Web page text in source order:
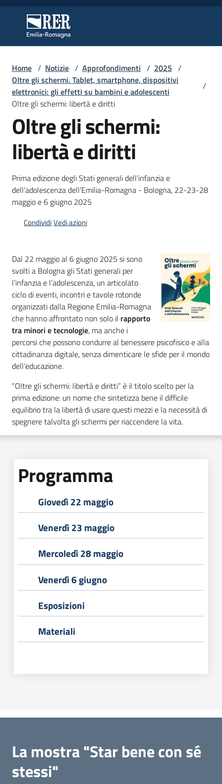
Regione Emilia-Romagna
Regione Emilia-Romagna
Regione
Novità
Servizi
Leggi
Atti
Bandi
Campagne
di
comunicazione
su
Home / Notizie / Approfondimenti / 2025 /
Oltre gli schermi. Tablet, smartphone, dispositivi
elettronici: gli effetti su bambini e adolescenti
/
Oltre gli schermi: libertà e diritti
Oltre gli schermi:
libertà e diritti
Prima edizione degli Stati generali dell’infanzia e
dell’adolescenza dell’Emilia-Romagna - Bologna, 22-23-28
maggio e 6 giugno 2025
CondividiVedi azioni
Dal 22 maggio al 6 giugno 2025 si sono
svolti a Bologna gli Stati generali per
l’infanzia e l’adolescenza, un articolato
ciclo di eventi, incontri e tavole rotonde
organizzati dalla Regione Emilia-Romagna
che hanno affrontato non solo il rapporto
tra minori e tecnologie, ma anche i
percorsi che possono condurre al benessere psicofisico e alla
cittadinanza digitale, senza dimenticare le sfide per il mondo
dell’educazione.
“Oltre gli schermi: libertà e diritti” è il titolo scelto per la
prima edizione: un nome che sintetizza bene il difficile
equilibrio tra la libertà di usare questi mezzi e la necessità di
spegnere talvolta gli schermi per riaccendere la vita.
Programma
Giovedì 22 maggio
Venerdì 23 maggio
Mercoledì 28 maggio
Venerdì 6 giugno
Esposizioni
Materiali
La mostra "Star bene con sé
stessi"